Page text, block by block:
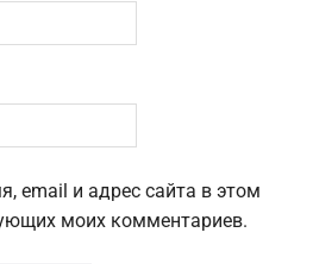
email и адрес сайта в этом
моих комментариев.